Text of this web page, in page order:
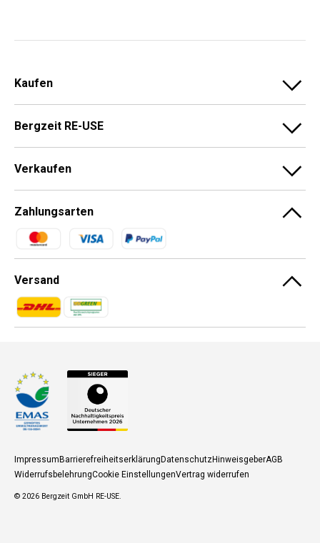
Kaufen
Bergzeit RE-USE
Verkaufen
Zahlungsarten
Zahlungsmethoden
Versand
Zahlungsmethoden
Zahlungsmethoden
ImpressumBarrierefreiheitserklärungDatenschutzHinweisgeberAGB
WiderrufsbelehrungCookie EinstellungenVertrag widerrufen
© 2026 Bergzeit GmbH RE-USE.